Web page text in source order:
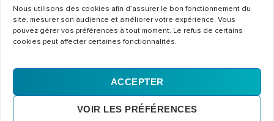
Nous utilisons des cookies afin d’assurer le bon fonctionnement du
site, mesurer son audience et améliorer votre expérience. Vous
pouvez gérer vos préférences à tout moment. Le refus de certains
cookies peut affecter certaines fonctionnalités.
ACCEPTER
VOIR LES PRÉFÉRENCES
Congrès et
séminaires
Formations
métier
ACTIONS
DE
FORMATION
Mentions
confidentialité
© 2026 Europe Management
Santé – Tous droits réservés